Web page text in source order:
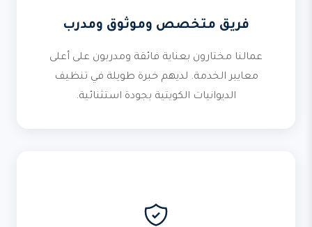
فريق متخصص وموثوق ومدرب
عمالنا مختارون بعناية فائقة ومدربون على أعلى
معايير الخدمة. لديهم خبرة طويلة في تنظيف
الديوانيات الكويتية بجودة استثنائية.